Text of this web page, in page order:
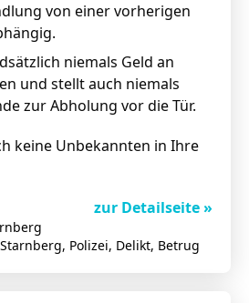
von einer vorherigen
niemals Geld an
und stellt auch niemals
zur Abholung vor die Tür.
keine Unbekannten in Ihre
zur Detailseite »
Polizei, Delikt, Betrug